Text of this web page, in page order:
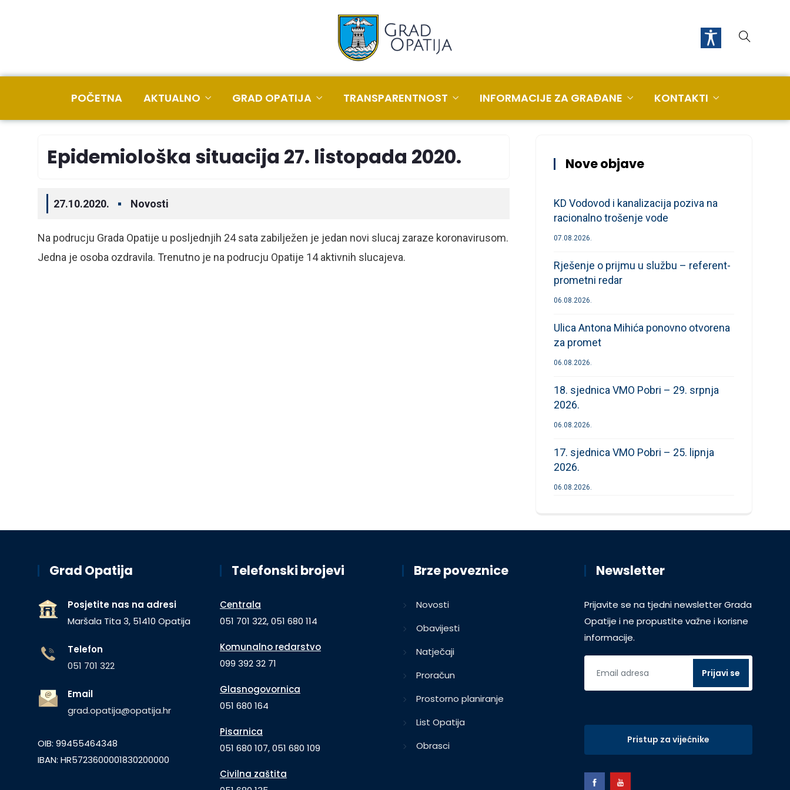
POČETNA AKTUALNO GRAD OPATIJA TRANSPARENTNOST INFORMACIJE ZA GRAĐANE KONTAKTI
Epidemiološka situacija 27. listopada 2020.
27.10.2020. Novosti
Na podrucju Grada Opatije u posljednjih 24 sata zabilježen je jedan novi slucaj zaraze koronavirusom.
Jedna je osoba ozdravila. Trenutno je na podrucju Opatije 14 aktivnih slucajeva.
Nove objave
KD Vodovod i kanalizacija poziva na
racionalno trošenje vode
07.08.2026.
Rješenje o prijmu u službu – referent-
prometni redar
06.08.2026.
Ulica Antona Mihića ponovno otvorena
za promet
06.08.2026.
18. sjednica VMO Pobri – 29. srpnja
2026.
06.08.2026.
17. sjednica VMO Pobri – 25. lipnja
2026.
06.08.2026.
Grad Opatija
Posjetite nas na adresi
Maršala Tita 3, 51410 Opatija
Telefon
051 701 322
Email
grad.opatija@opatija.hr
OIB: 99455464348
IBAN: HR5723600001830200000
Telefonski brojevi
Centrala
051 701 322, 051 680 114
Komunalno redarstvo
099 392 32 71
Glasnogovornica
051 680 164
Pisarnica
051 680 107, 051 680 109
Civilna zaštita
Brze poveznice
Novosti
Obavijesti
Natječaji
Proračun
Prostorno planiranje
List Opatija
Obrasci
Newsletter
Prijavite se na tjedni newsletter Grada
Opatije i ne propustite važne i korisne
informacije.
Pristup za vijećnike